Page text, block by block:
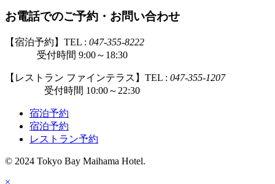
お電話でのご予約・お問い合わせ
【宿泊予約】TEL : 047-355-8222
受付時間 9:00～18:30
【レストラン ファインテラス】TEL : 047-355-1207
受付時間 10:00～22:30
宿泊予約
宿泊予約
レストラン予約
© 2024 Tokyo Bay Maihama Hotel.
×